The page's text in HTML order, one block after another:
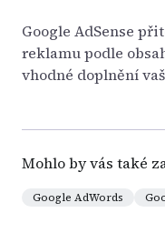
Google AdSense
reklamu podle
vhodné doplnění
Mohlo by vás také
Google AdWords